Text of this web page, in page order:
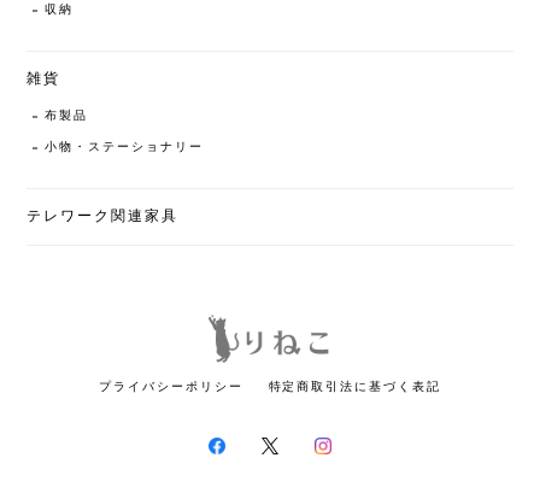
収納
雑貨
布製品
小物・ステーショナリー
テレワーク関連家具
プライバシーポリシー 特定商取引法に基づく表記